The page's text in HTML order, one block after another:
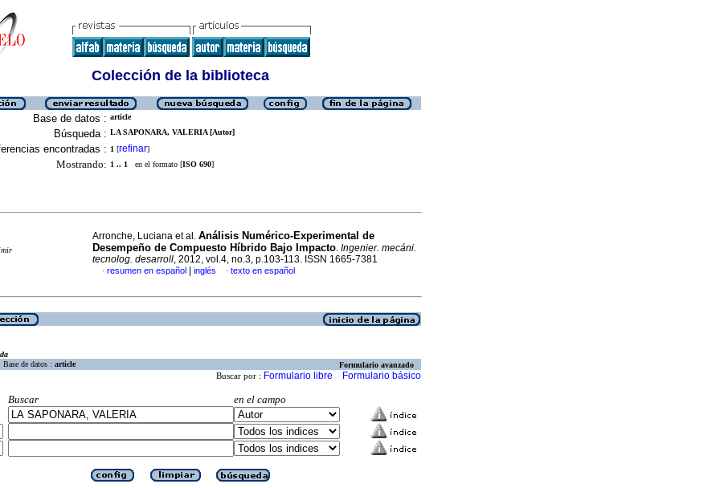
Colección de la biblioteca
Base de datos : article
Búsqueda : LA SAPONARA, VALERIA [Autor]
encontradas : 1 [refinar]
Mostrando: 1 .. 1 en el formato [ISO 690]
Arronche, Luciana et al. Análisis Numérico-Experimental de
Desempeño de Compuesto Híbrido Bajo Impacto. Ingenier. mecáni.
tecnolog. desarroll, 2012, vol.4, no.3, p.103-113. ISSN 1665-7381
· resumen en español inglés · texto en español
Base de datos : article Formulario avanzado
Buscar por : Formulario libre Formulario básico
Buscar
en el campo